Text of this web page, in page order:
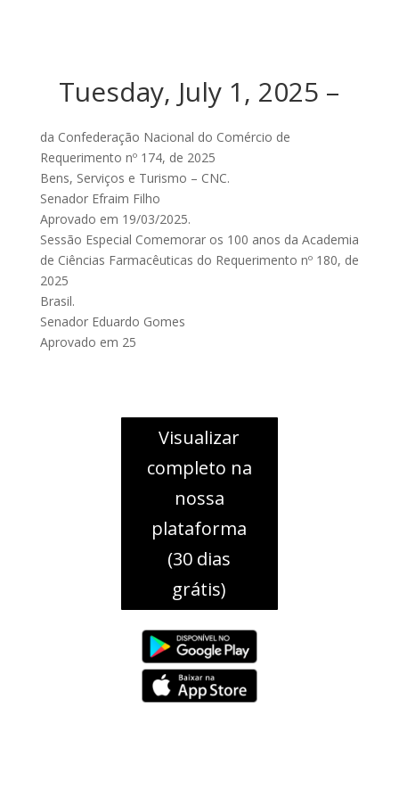
Tuesday, July 1, 2025 –
da Confederação Nacional do Comércio de
Requerimento nº 174, de 2025
Bens, Serviços e Turismo – CNC.
Senador Efraim Filho
Aprovado em 19/03/2025.
Sessão Especial Comemorar os 100 anos da Academia
de Ciências Farmacêuticas do Requerimento nº 180, de
2025
Brasil.
Senador Eduardo Gomes
Aprovado em 25
Visualizar
completo na
nossa
plataforma
(30 dias
grátis)